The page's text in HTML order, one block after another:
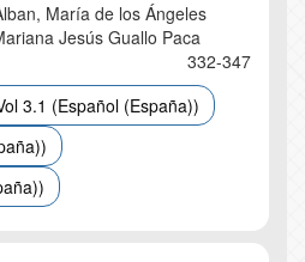
María de los Ángeles
Jesús Guallo Paca
332-347
3.1 (Español (España))